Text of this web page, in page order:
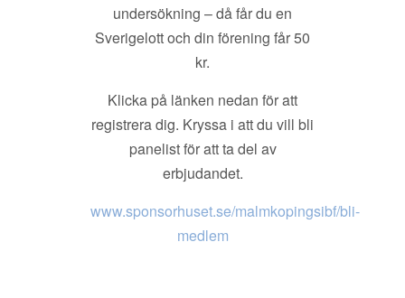
undersökning – då får du en
Sverigelott och din förening får 50
kr.
Klicka på länken nedan för att
registrera dig. Kryssa i att du vill bli
panelist för att ta del av
erbjudandet.
www.sponsorhuset.se/malmkopingsibf/bli-
medlem